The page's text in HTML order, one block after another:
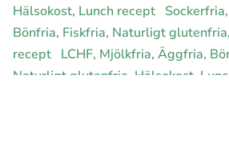
Hälsokost, Lunch recept
Bönfria, Fiskfria, Naturligt
recept LCHF, Mjölkfria, Äggfria,
Naturligt glutenfria, Hälsokost,